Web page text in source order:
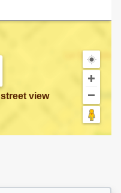
street view